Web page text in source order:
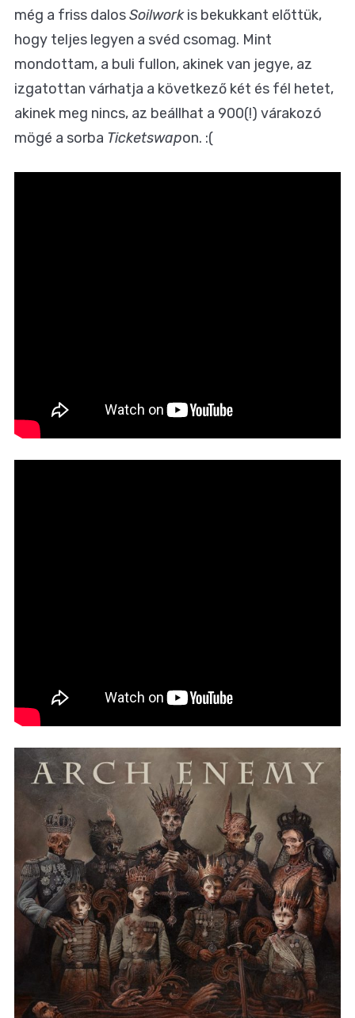
még a friss dalosSoilworkis bekukkant előttük,
hogy teljes legyen a svéd csomag. Mint
mondottam, a buli fullon, akinek van jegye, az
izgatottan várhatja a következő két és fél hetet,
akinek meg nincs, az beállhat a 900(!) várakozó
mögé a sorba Ticketswapon. :(